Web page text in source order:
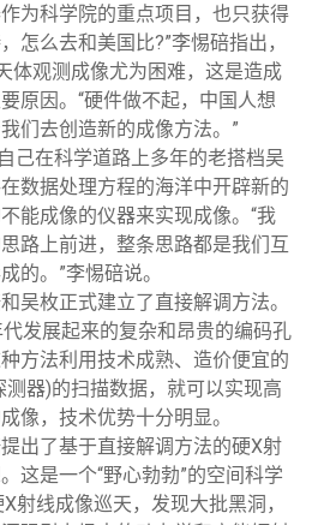
为科学院的重点项目，也只获得
怎么去和美国比?”李惕碚指出，
体观测成像尤为困难，这是造成
原因。“硬件做不起，中国人想
们去创造新的成像方法。”
己在科学道路上多年的老搭档吴
数据处理方程的海洋中开辟新的
能成像的仪器来实现成像。“我
路上前进，整条思路都是我们互
的。”李惕碚说。
吴枚正式建立了直接解调方法。
发展起来的复杂和昂贵的编码孔
方法利用技术成熟、造价便宜的
器)的扫描数据，就可以实现高
像，技术优势十分明显。
出了基于直接解调方法的硬X射
这是一个“野心勃勃”的空间科学
射线成像巡天，发现大批黑洞，